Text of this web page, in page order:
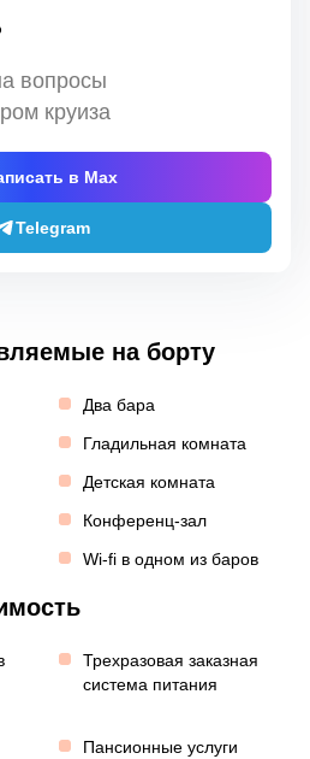
вопросы
круиза
в Max
Telegram
на борту
Два бара
Гладильная комната
Детская комната
Конференц-зал
Wi-fi в одном из баров
Трехразовая заказная
система питания
Пансионные услуги